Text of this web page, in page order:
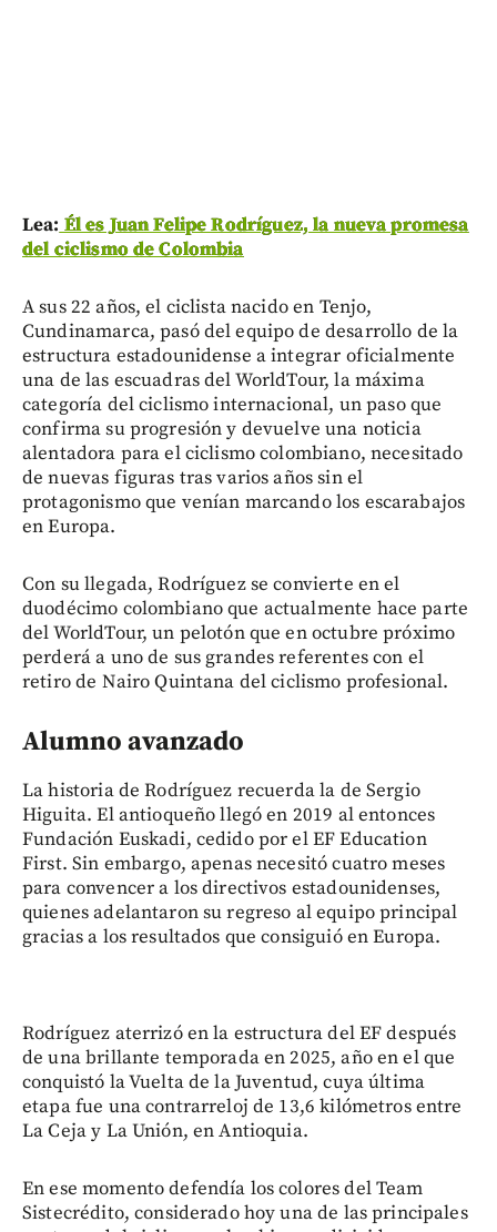
Lea: Él es Juan Felipe Rodríguez, la nueva promesa
del ciclismo de Colombia
A sus 22 años, el ciclista nacido en Tenjo,
Cundinamarca, pasó del equipo de desarrollo de la
estructura estadounidense a integrar oficialmente
una de las escuadras del WorldTour, la máxima
categoría del ciclismo internacional, un paso que
confirma su progresión y devuelve una noticia
alentadora para el ciclismo colombiano, necesitado
de nuevas figuras tras varios años sin el
protagonismo que venían marcando los escarabajos
en Europa.
Con su llegada, Rodríguez se convierte en el
duodécimo colombiano que actualmente hace parte
del WorldTour, un pelotón que en octubre próximo
perderá a uno de sus grandes referentes con el
retiro de Nairo Quintana del ciclismo profesional.
Alumno avanzado
La historia de Rodríguez recuerda la de Sergio
Higuita. El antioqueño llegó en 2019 al entonces
Fundación Euskadi, cedido por el EF Education
First. Sin embargo, apenas necesitó cuatro meses
para convencer a los directivos estadounidenses,
quienes adelantaron su regreso al equipo principal
gracias a los resultados que consiguió en Europa.
Rodríguez aterrizó en la estructura del EF después
de una brillante temporada en 2025, año en el que
conquistó la Vuelta de la Juventud, cuya última
etapa fue una contrarreloj de 13,6 kilómetros entre
La Ceja y La Unión, en Antioquia.
En ese momento defendía los colores del Team
Sistecrédito, considerado hoy una de las principales